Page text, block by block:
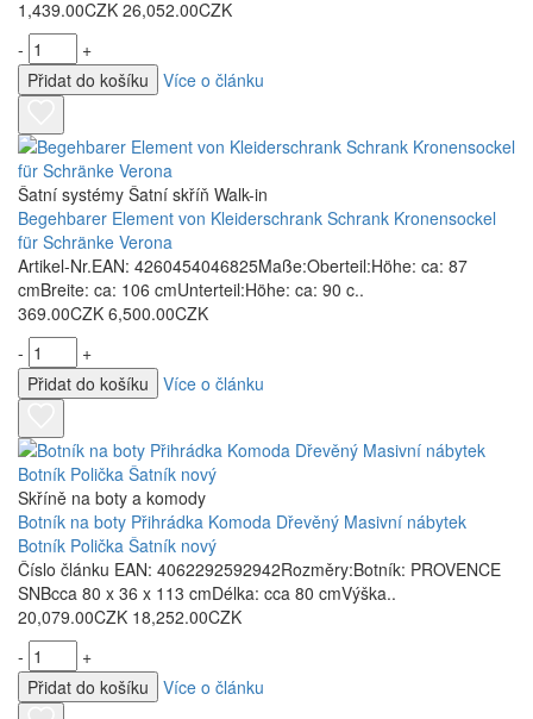
1,439.00CZK 26,052.00CZK
-
+
Přidat do košíku
Více o článku
Šatní systémy Šatní skříň Walk-in
Begehbarer Element von Kleiderschrank Schrank Kronensockel
für Schränke Verona
Artikel-Nr.EAN: 4260454046825Maße:Oberteil:Höhe: ca: 87
cmBreite: ca: 106 cmUnterteil:Höhe: ca: 90 c..
369.00CZK 6,500.00CZK
-
+
Přidat do košíku
Více o článku
Skříně na boty a komody
Botník na boty Přihrádka Komoda Dřevěný Masivní nábytek
Botník Polička Šatník nový
Číslo článku EAN: 4062292592942Rozměry:Botník: PROVENCE
SNBcca 80 x 36 x 113 cmDélka: cca 80 cmVýška..
20,079.00CZK 18,252.00CZK
-
+
Přidat do košíku
Více o článku